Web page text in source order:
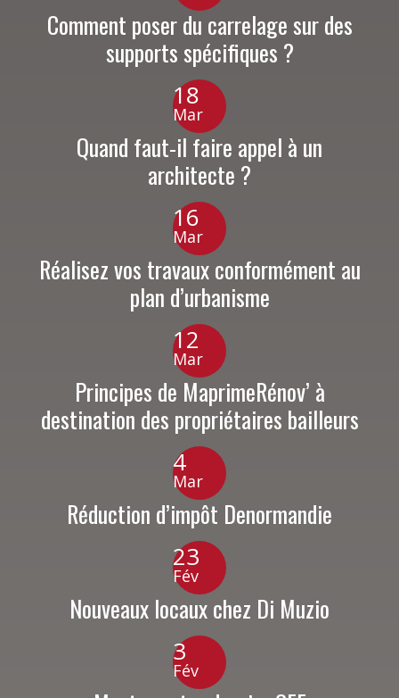
Comment poser du carrelage sur des
supports spécifiques ?
18
Mar
Quand faut-il faire appel à un
architecte ?
16
Mar
Réalisez vos travaux conformément au
plan d’urbanisme
12
Mar
Principes de MaprimeRénov’ à
destination des propriétaires bailleurs
4
Mar
Réduction d’impôt Denormandie
23
Fév
Nouveaux locaux chez Di Muzio
3
Fév